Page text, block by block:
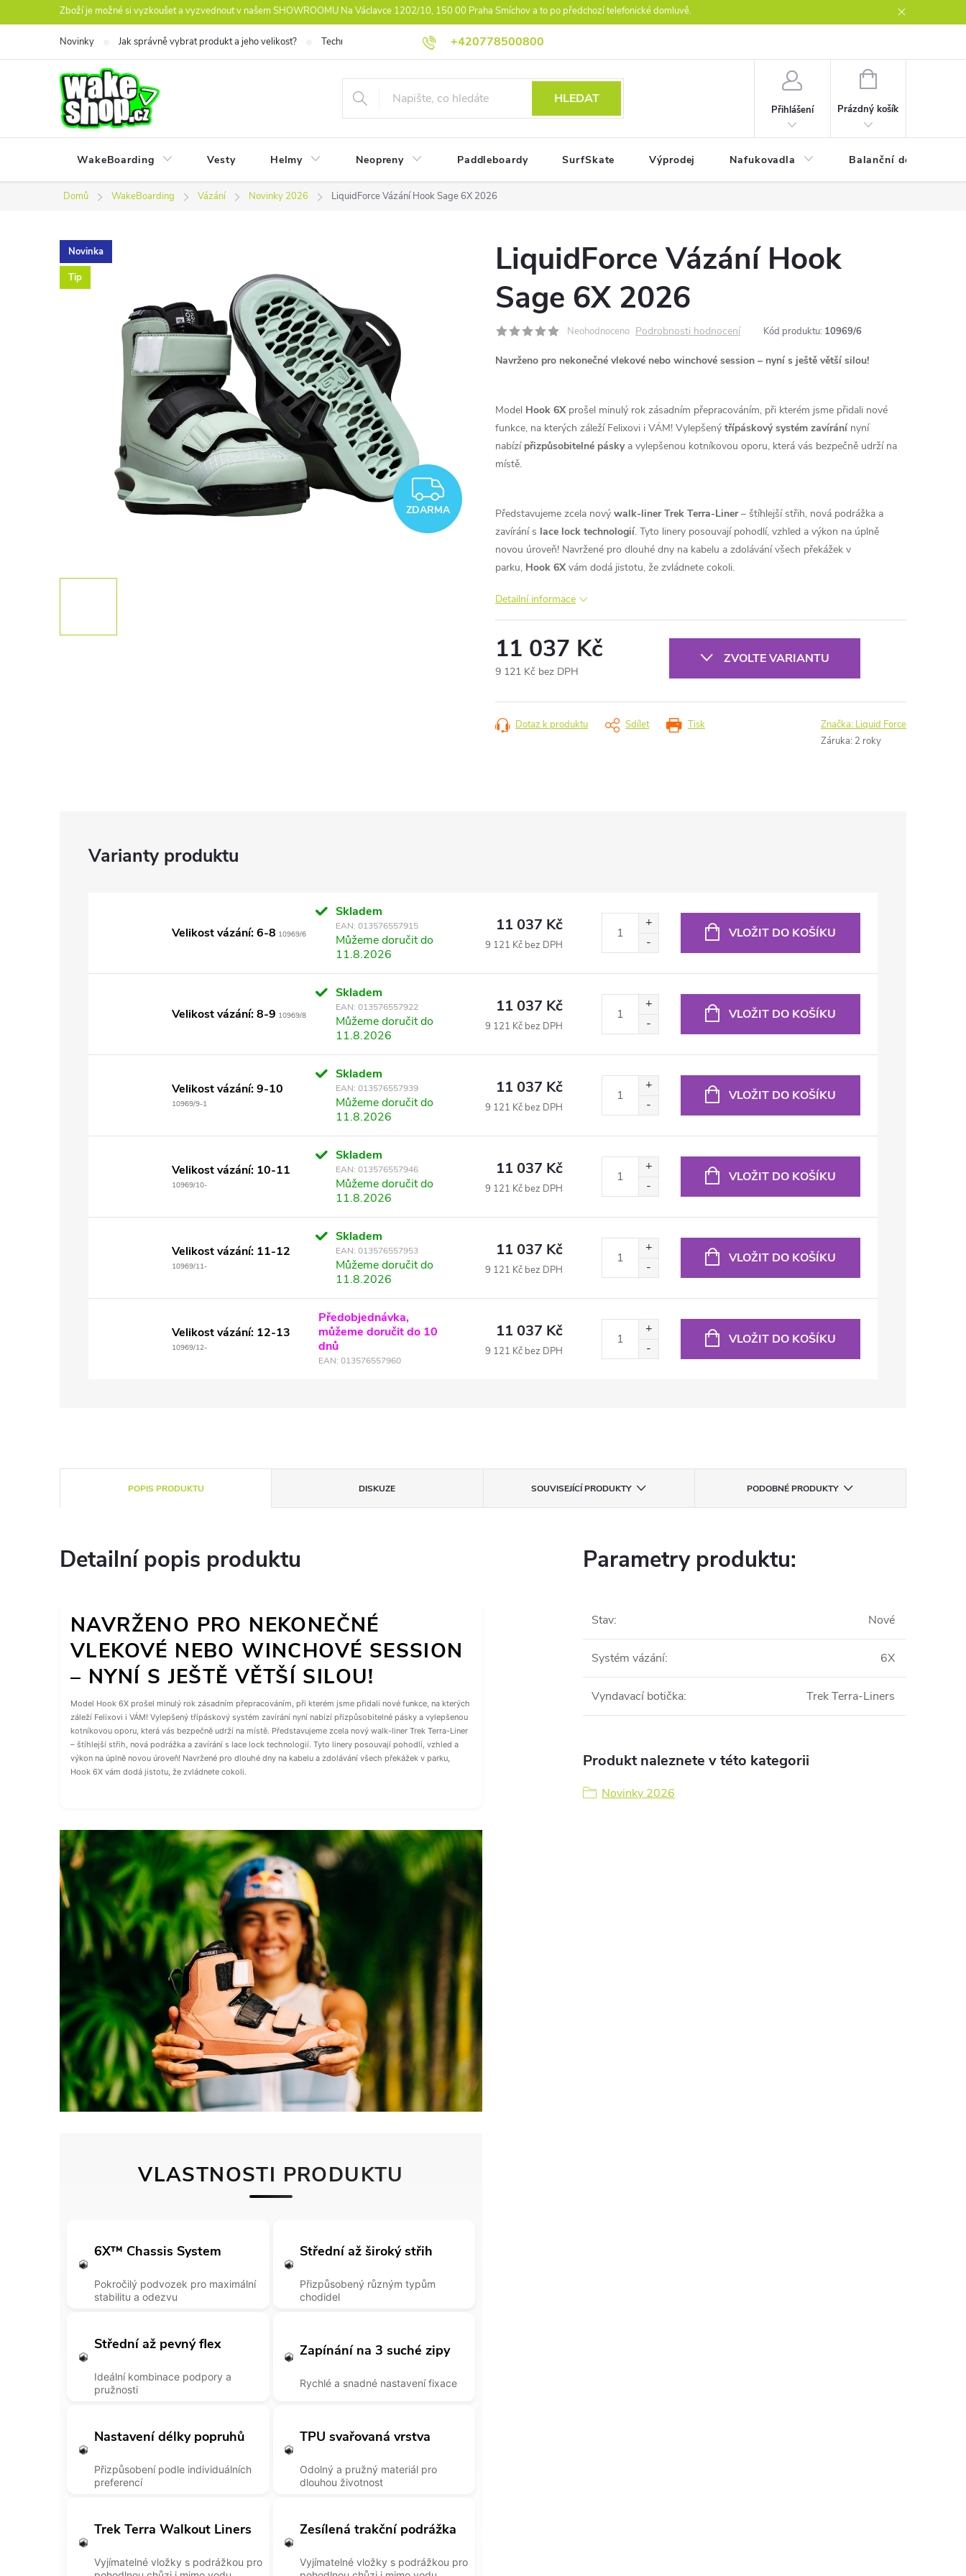
na
Zboží je možné si vyzkoušet a vyzvednout v našem SHOWROOMU Na Václavce 1202/10, 150 00 Praha Smíchov a to po předchozí telefonické domluvě.
+420778500800
Novinky Jak správně vybrat produkt a jeho velikost? Technologie Athlet Driven Inovation Práva z vad reklamace
HLEDAT
Přihlášení
NÁKUPNÍ
Prázdný košík
WakeBoarding Vesty Helmy Neopreny Paddleboardy SurfSkate Výprodej Nafukovadla Balanční desky
Domů WakeBoarding Vázání Novinky 2026 LiquidForce Vázání Hook Sage 6X 2026
Novinka
Tip
ZDARMA
ZDARMA
LiquidForce Vázání Hook
Sage 6X 2026
Neohodnoceno Podrobnosti hodnocení Kód produktu: 10969/6
Navrženo pro nekonečné vlekové nebo winchové session – nyní s ještě větší silou!
Model Hook 6X prošel minulý rok zásadním přepracováním, při kterém jsme přidali nové
funkce, na kterých záleží Felixovi i VÁM! Vylepšený třípáskový systém zavírání nyní
nabízí přizpůsobitelné pásky a vylepšenou kotníkovou oporu, která vás bezpečně udrží na
místě.
Představujeme zcela nový walk-liner Trek Terra-Liner – štíhlejší střih, nová podrážka a
zavírání s lace lock technologií. Tyto linery posouvají pohodlí, vzhled a výkon na úplně
novou úroveň! Navržené pro dlouhé dny na kabelu a zdolávání všech překážek v
parku, Hook 6X vám dodá jistotu, že zvládnete cokoli.
Detailní informace
11 037 Kč
9 121 Kč bez DPH
cena:
ZVOLTE VARIANTU
Tisk
Dotaz k produktu Sdílet Značka: Liquid Force
Záruka: 2 roky
Velikost vázání: 6-8 10969/6
Skladem
EAN: 013576557915
Můžeme doručit do
11.8.2026
11 037 Kč
9 121 Kč bez DPH
VLOŽIT DO KOŠÍKU
Velikost vázání: 8-9 10969/8
Skladem
EAN: 013576557922
Můžeme doručit do
11.8.2026
11 037 Kč
9 121 Kč bez DPH
VLOŽIT DO KOŠÍKU
Velikost vázání: 9-10
10969/9-1
Skladem
EAN: 013576557939
Můžeme doručit do
11.8.2026
11 037 Kč
9 121 Kč bez DPH
VLOŽIT DO KOŠÍKU
Velikost vázání: 10-11
10969/10-
Skladem
EAN: 013576557946
Můžeme doručit do
11.8.2026
11 037 Kč
9 121 Kč bez DPH
VLOŽIT DO KOŠÍKU
Velikost vázání: 11-12
10969/11-
Skladem
EAN: 013576557953
Můžeme doručit do
11.8.2026
11 037 Kč
9 121 Kč bez DPH
VLOŽIT DO KOŠÍKU
Velikost vázání: 12-13
10969/12-
Předobjednávka,
můžeme doručit do 10
dnů
EAN: 013576557960
11 037 Kč
9 121 Kč bez DPH
VLOŽIT DO KOŠÍKU
POPIS PRODUKTU DISKUZE SOUVISEJÍCÍ PRODUKTY PODOBNÉ PRODUKTY
Detailní popis produktu
NAVRŽENO PRO NEKONEČNÉ
VLEKOVÉ NEBO WINCHOVÉ SESSION
– NYNÍ S JEŠTĚ VĚTŠÍ SILOU!
Model Hook 6X prošel minulý rok zásadním přepracováním, při kterém jsme přidali nové funkce, na kterých
záleží Felixovi i VÁM! Vylepšený třípáskový systém zavírání nyní nabízí přizpůsobitelné pásky a vylepšenou
kotníkovou oporu, která vás bezpečně udrží na místě. Představujeme zcela nový walk-liner Trek Terra-Liner
– štíhlejší střih, nová podrážka a zavírání s lace lock technologií. Tyto linery posouvají pohodlí, vzhled a
výkon na úplně novou úroveň! Navržené pro dlouhé dny na kabelu a zdolávání všech překážek v parku,
Hook 6X vám dodá jistotu, že zvládnete cokoli.
VLASTNOSTI PRODUKTU
6X™ Chassis System
Pokročilý podvozek pro maximální
stabilitu a odezvu
Střední až široký střih
Přizpůsobený různým typům
chodidel
Střední až pevný flex
Ideální kombinace podpory a
pružnosti
Zapínání na 3 suché zipy
Rychlé a snadné nastavení fixace
Nastavení délky popruhů
Přizpůsobení podle individuálních
preferencí
TPU svařovaná vrstva
Odolný a pružný materiál pro
dlouhou životnost
Trek Terra Walkout Liners
Vyjímatelné vložky s podrážkou pro
Zesílená trakční podrážka
Vyjímatelné vložky s podrážkou pro
Parametry produktu:
Stav: Nové
Systém vázání: 6X
Vyndavací botička: Trek Terra-Liners
Produkt naleznete v této kategorii
Novinky 2026